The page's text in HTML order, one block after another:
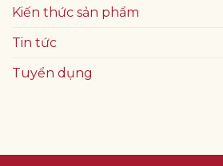
Kiến thức sản phẩm
Tin tức
Tuyển dụng